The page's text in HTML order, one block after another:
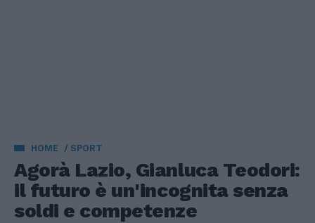
HOME SPORT
Agorà Lazio, Gianluca Teodori:
il futuro è un'incognita senza
soldi e competenze